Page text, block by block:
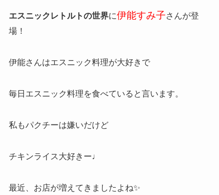
エスニックレトルトの世界に伊能すみ子さんが登
場！
伊能さんはエスニック料理が大好きで
毎日エスニック料理を食べていると言います。
私もパクチーは嫌いだけど
チキンライス大好きー♩
最近、お店が増えてきましたよね✨